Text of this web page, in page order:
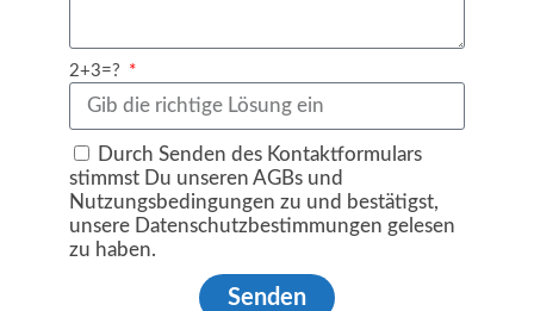
2+3=?
Durch Senden des Kontaktformulars
stimmst Du unseren AGBs und
Nutzungsbedingungen zu und bestätigst,
unsere Datenschutzbestimmungen gelesen
zu haben.
Senden